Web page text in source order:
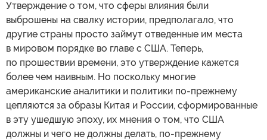
Утверждение о том, что сферы влияния были
выброшены на свалку истории, предполагало, что
другие страны просто займут отведенные им места
в мировом порядке во главе с США. Теперь,
по прошествии времени, это утверждение кажется
более чем наивным. Но поскольку многие
американские аналитики и политики по-прежнему
цепляются за образы Китая и России, сформированные
в эту ушедшую эпоху, их мнения о том, что США
должны и чего не должны делать, по-прежнему